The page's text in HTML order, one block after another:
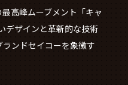
高峰ムーブメント「キャ
デザインと革新的な技術
ンドセイコーを象徴す